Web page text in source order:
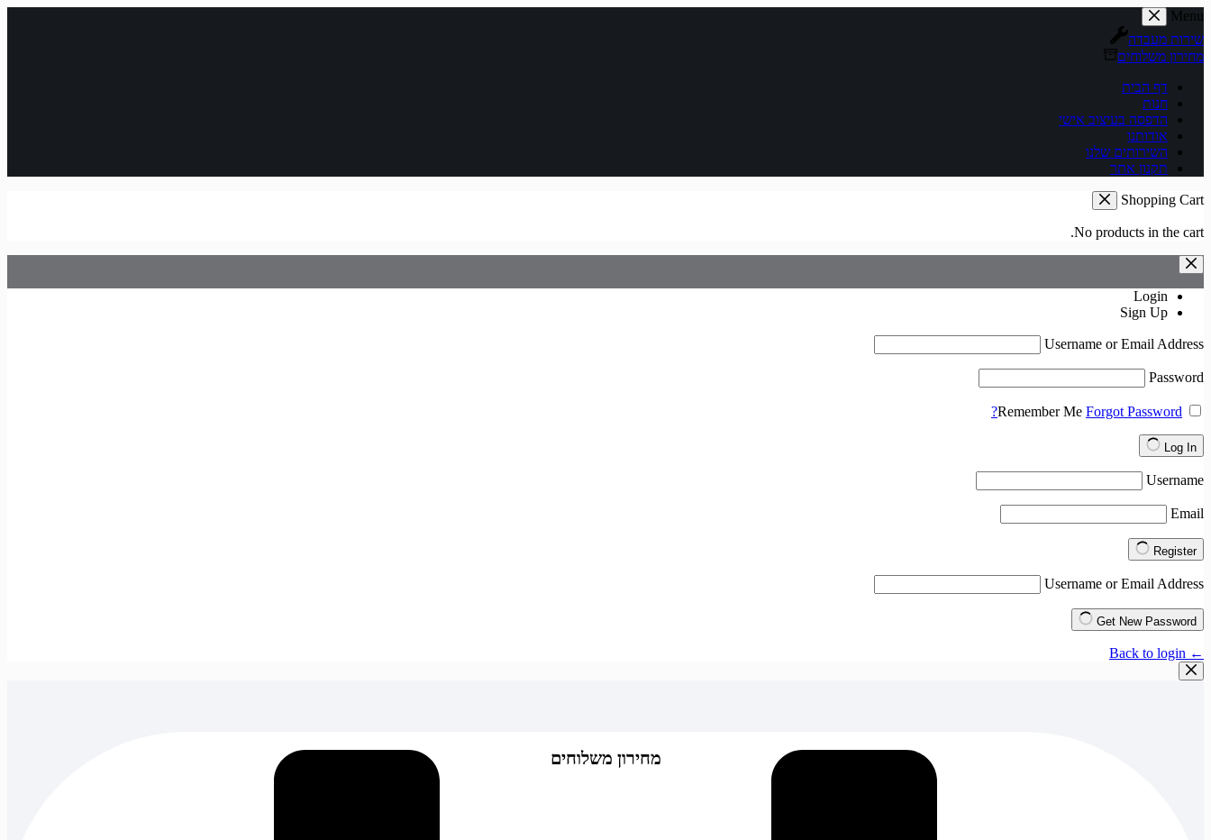
Skip
content
Menu
שירות מעבדה
מחירון משלוחים
דף הבית
חנות
הדפסה בעיצוב אישי
אודותנו
השירותים שלנו
תקנון אתר
Shopping Cart
No products in the cart.
Login
Sign Up
Username or Email Address
Password
Remember Me Forgot Password?
Log In
Username
Email
Register
Username or Email Address
Get New Password
← Back to login
מחירון משלוחים